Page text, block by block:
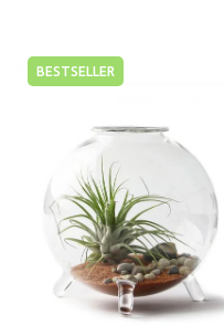
BESTSELLER